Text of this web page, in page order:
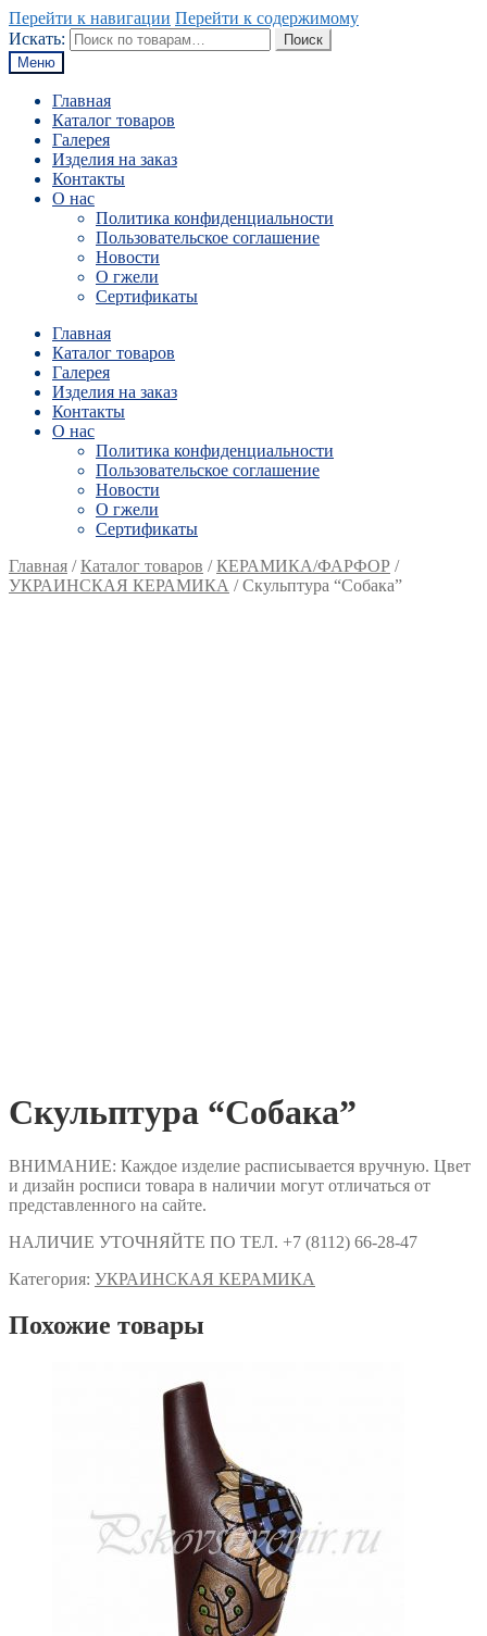
Перейти к навигации Перейти к содержимому
Искать:
Поиск
Меню
Главная
Каталог товаров
Галерея
Изделия на заказ
Контакты
О нас
Политика конфиденциальности
Пользовательское соглашение
Новости
О гжели
Сертификаты
Главная
Каталог товаров
Галерея
Изделия на заказ
Контакты
О нас
Политика конфиденциальности
Пользовательское соглашение
Новости
О гжели
Сертификаты
Главная /Каталог товаров /КЕРАМИКА/ФАРФОР /
УКРАИНСКАЯ КЕРАМИКА /Скульптура “Собака”
Скульптура “Собака”
ВНИМАНИЕ: Каждое изделие расписывается вручную. Цвет
и дизайн росписи товара в наличии могут отличаться от
представленного на сайте.
НАЛИЧИЕ УТОЧНЯЙТЕ ПО ТЕЛ. +7 (8112) 66-28-47
Категория: УКРАИНСКАЯ КЕРАМИКА
Похожие товары